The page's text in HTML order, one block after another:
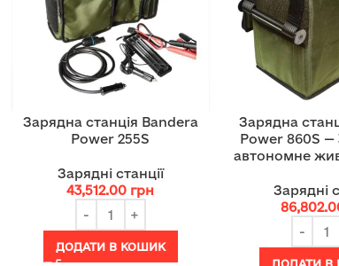
Зарядна станція Bandera
Power 255S
Зарядні станції
43,512.00 грн
ДОДАТИ В КОШИК
Зарядна
Power 860S —
автономне
Зарядні